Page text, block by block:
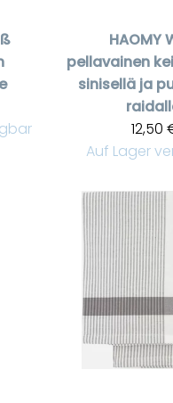
HAOMY
pellavainen
sinisellä ja
12,50
Auf Lager